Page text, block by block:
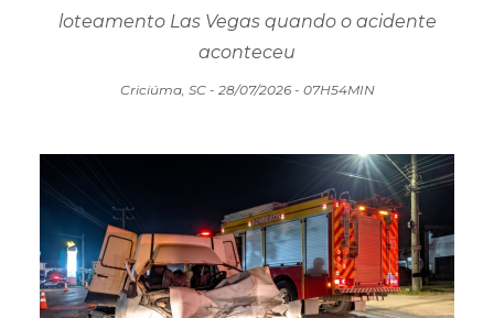
Criciúma
Menino brincava em um campo de areia no
loteamento Las Vegas quando o acidente
Criciúma, SC - 28/07/2026 - 07H54MIN